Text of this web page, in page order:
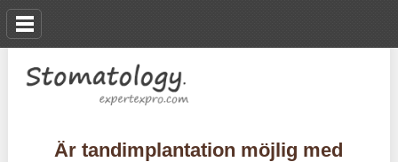
Är tandimplantation möjlig med